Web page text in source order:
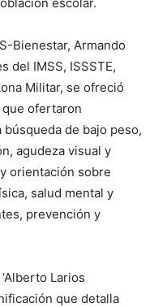
Bienestar, Armando
del IMSS, ISSSTE,
Militar, se ofreció
que ofertaron
de bajo peso,
agudeza visual y
orientación sobre
salud mental y
prevención y
Larios
que detalla